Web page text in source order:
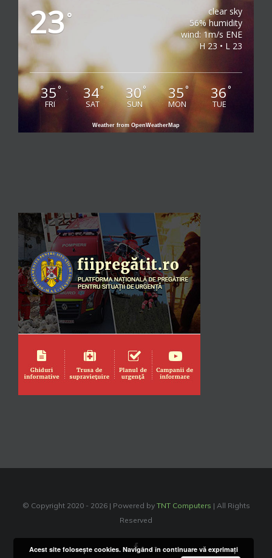
23°
clear sky
56% humidity
wind: 1m/s ENE
H 23 • L 23
35°
FRI
34°
SAT
30°
SUN
35°
MON
36°
TUE
Weather from OpenWeatherMap
© Copyright 2020 - 2026 | Powered by TNT Computers | All Rights
Reserved
Facebook
Acest site foloseşte cookies. Navigând în continuare vă exprimaţi